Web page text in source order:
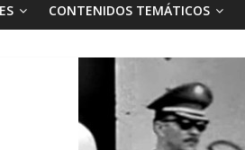
CONTENIDOS TEMÁTICOS